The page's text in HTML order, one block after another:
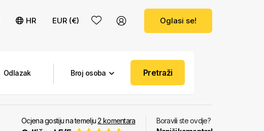
HR EUR (€) Oglasi se!
Broj osoba Pretraži
Boravili ste ovdje?
Ocjena gostiju na temelju2 komentara